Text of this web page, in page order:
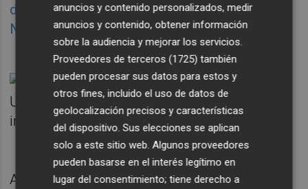
datos facilitados días atrás por el Instituto
Nacional de Estadística.
Así, en ese comunicado difundido el 30 de
anuncios y contenido personalizados, medir
anuncios y contenido, obtener información
sobre la audiencia y mejorar los servicios.
Proveedores de terceros (1725) también
pueden procesar sus datos para estos y
otros fines, incluido el uso de datos de
geolocalización precisos y características
del dispositivo. Sus elecciones se aplican
solo a este sitio web. Algunos proveedores
pueden basarse en el interés legítimo en
lugar del consentimiento; tiene derecho a